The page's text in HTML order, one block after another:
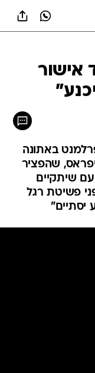
אישור
באתונה
שהפציר
שיתקיים
פשיטת רגל
יסתיים"